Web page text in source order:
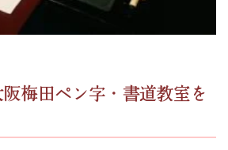
阪梅田ペン字・書道教室を